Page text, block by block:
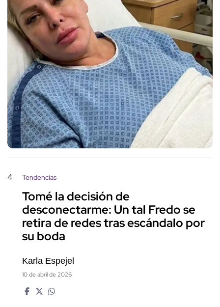
4 Tendencias
Tomé la decisión de
desconectarme: Un tal Fredo se
retira de redes tras escándalo por
su boda
Karla Espejel
10 de abril de 2026